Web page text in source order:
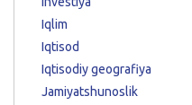
Iqlim
Iqtisod
Iqtisodiy geografiya
Jamiyatshunoslik